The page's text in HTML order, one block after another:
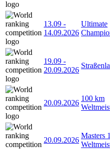
13.09 -
14.09.2026
Ultimate
19.09 -
20.09.2026
20.09.2026
100 km
20.09.2026
Masters